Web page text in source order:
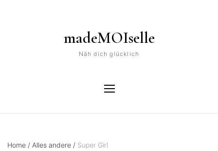
madeMOIselle
Näh dich glücklich
Home / Alles andere / Super Girl